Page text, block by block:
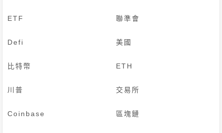
ETF 聯準會
Defi 美國
比特幣 ETH
川普 交易所
Coinbase 區塊鏈